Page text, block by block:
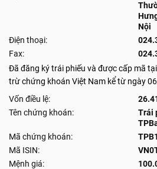
Nội
Điện thoại:
Fax:
Đã đăng ký trái phiếu và được cấp mã
trừ chứng khoán Việt Nam kể từ ngày
Vốn điều lệ:
Tên chứng khoán:
Trái
Mã chứng khoán:
Mã ISIN:
Mệnh giá: